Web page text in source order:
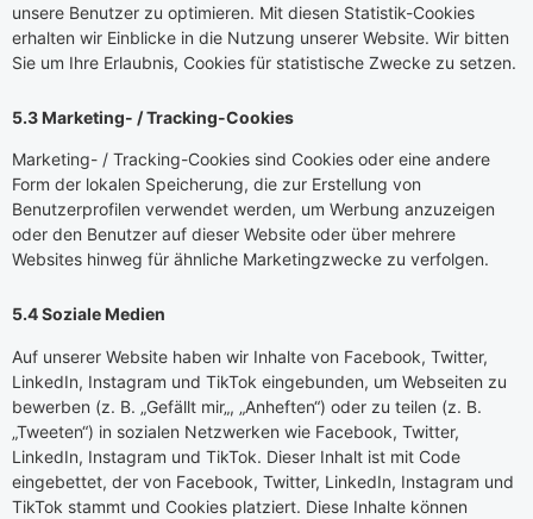
unsere Benutzer zu optimieren. Mit diesen Statistik-Cookies
erhalten wir Einblicke in die Nutzung unserer Website. Wir bitten
Sie um Ihre Erlaubnis, Cookies für statistische Zwecke zu setzen.
5.3 Marketing- / Tracking-Cookies
Marketing- / Tracking-Cookies sind Cookies oder eine andere
Form der lokalen Speicherung, die zur Erstellung von
Benutzerprofilen verwendet werden, um Werbung anzuzeigen
oder den Benutzer auf dieser Website oder über mehrere
Websites hinweg für ähnliche Marketingzwecke zu verfolgen.
5.4 Soziale Medien
Auf unserer Website haben wir Inhalte von Facebook, Twitter,
LinkedIn, Instagram und TikTok eingebunden, um Webseiten zu
bewerben (z. B. „Gefällt mir„, „Anheften“) oder zu teilen (z. B.
„Tweeten“) in sozialen Netzwerken wie Facebook, Twitter,
LinkedIn, Instagram und TikTok. Dieser Inhalt ist mit Code
eingebettet, der von Facebook, Twitter, LinkedIn, Instagram und
TikTok stammt und Cookies platziert. Diese Inhalte können